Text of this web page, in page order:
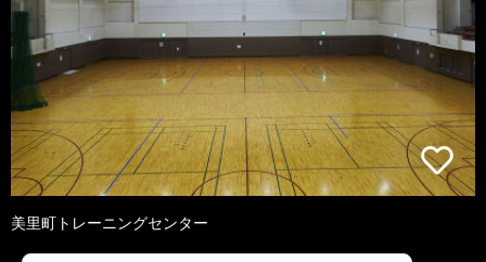
美里町トレーニングセンター